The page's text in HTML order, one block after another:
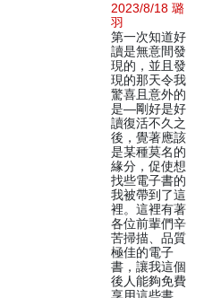
2023/8/18 璐
羽
第一次知道好
讀是無意間發
現的，並且發
現的那天令我
驚喜且意外的
是—剛好是好
讀復活不久之
後，覺著應該
是某種莫名的
緣分，促使想
找些電子書的
我被帶到了這
裡。這裡有著
各位前輩們辛
苦掃描、品質
極佳的電子
書，讓我這個
後人能夠免費